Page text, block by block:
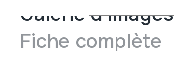
Galerie d'images
Fiche complète